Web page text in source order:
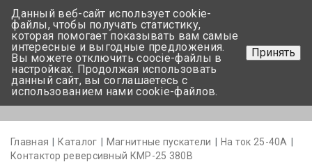
+375 17-350-99-56
+375 44-752-82-08
Задать вопрос
Главная Каталог Магнитные пускатели
На ток 25-40А
Контактор реверсивный КМР-25 380В
Данный веб-сайт использует cookie-
файлы, чтобы получать статистику,
которая помогает показывать вам самые
интересные и выгодные предложения.
Вы можете отключить coocie-файлы в
настройках. Продолжая использовать
данный сайт, вы соглашаетесь с
использованием нами cookie-файлов.
Принять